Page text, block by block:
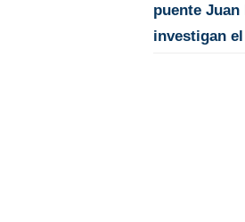
puente
investigan